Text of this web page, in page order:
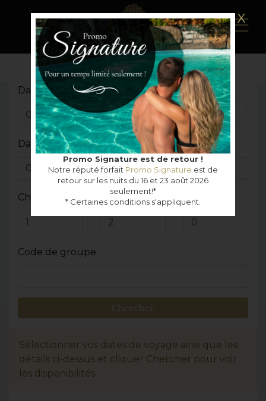
X
Promo Signature est de retour !
Notre réputé forfait Promo Signature est de
retour sur les nuits du 16 et 23 août 2026
seulement!*
* Certaines conditions s'appliquent.
Date d'arrivée
Date de départ
Chambres Adultes Enfants
Code de groupe
Chercher
Sélectionner vos dates de voyage ainsi que les
détails ci-dessus et cliquer Chercher pour voir
les disponibilités